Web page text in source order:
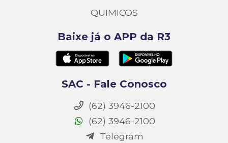
QUIMICOS
Baixe já o APP da R3
SAC - Fale Conosco
(62) 3946-2100
(62) 3946-2100
Telegram